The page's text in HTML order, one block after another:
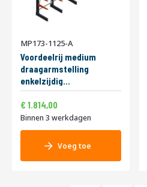
MP173-1125-A
Voordeelrij medium
draagarmstelling
enkelzijdig
3000x4000x600mm
(hxbxd) 5 niveaus
290/arm
Speciale
prijs
1.814,00
Binnen 3 werkdagen
Voeg toe